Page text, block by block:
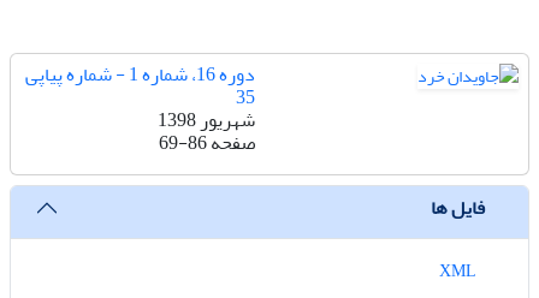
دوره 16، شماره 1 - شماره پیاپی
35
شهریور 1398
صفحه69-86
فایل ها